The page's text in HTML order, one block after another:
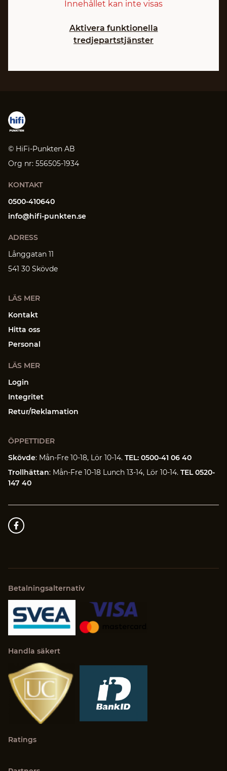
Innehållet kan inte visas
Aktivera funktionella
tredjepartstjänster
© HiFi-Punkten AB
Org nr: 556505-1934
KONTAKT
0500-410640
info@hifi-punkten.se
ADRESS
Långgatan 11
541 30 Skövde
LÄS MER
Kontakt
Hitta oss
Personal
LÄS MER
Login
Integritet
Retur/Reklamation
ÖPPETTIDER
Skövde: Mån-Fre 10-18, Lör 10-14. TEL: 0500-41 06 40
Trollhättan: Mån-Fre 10-18 Lunch 13-14, Lör 10-14. TEL 0520-
147 40
Betalningsalternativ
Handla säkert
Ratings